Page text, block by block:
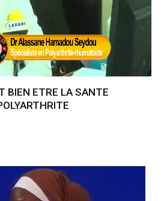
BIEN ETRE LA SANTE